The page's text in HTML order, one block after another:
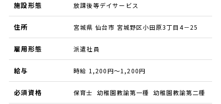
施設形態 放課後等デイサービス
住所 宮城県 仙台市 宮城野区小田原3丁目4－25
雇用形態 派遣社員
給与 時給 1,200円～1,200円
必須資格 保育士 幼稚園教諭第一種 幼稚園教諭第二種